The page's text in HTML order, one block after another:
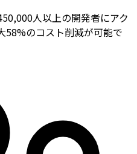
人以上の開発者にアク
58%のコスト削減が可能で